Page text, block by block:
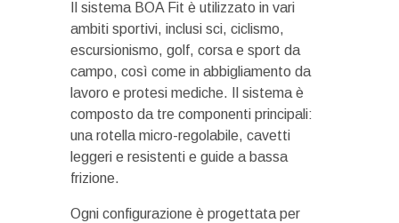
Il sistema BOA Fit è utilizzato in vari
ambiti sportivi, inclusi sci, ciclismo,
escursionismo, golf, corsa e sport da
campo, così come in abbigliamento da
lavoro e protesi mediche. Il sistema è
composto da tre componenti principali:
una rotella micro-regolabile, cavetti
leggeri e resistenti e guide a bassa
frizione.
Ogni configurazione è progettata per